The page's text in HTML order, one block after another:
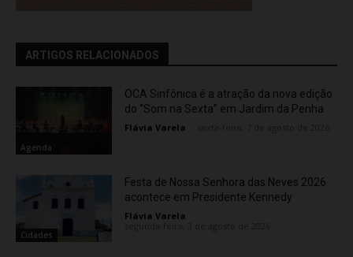
ARTIGOS RELACIONADOS
Agenda
OCA Sinfônica é a atração da nova edição
do “Som na Sexta” em Jardim da Penha
Flávia Varela
Cidades
Festa de Nossa Senhora das Neves 2026
acontece em Presidente Kennedy
Flávia Varela